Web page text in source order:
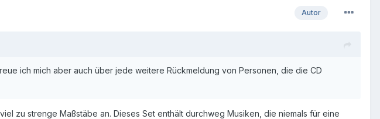
Autor
ich mich aber auch über jede weitere Rückmeldung von Personen, die die CD
zu strenge Maßstäbe an. Dieses Set enthält durchweg Musiken, die niemals für eine